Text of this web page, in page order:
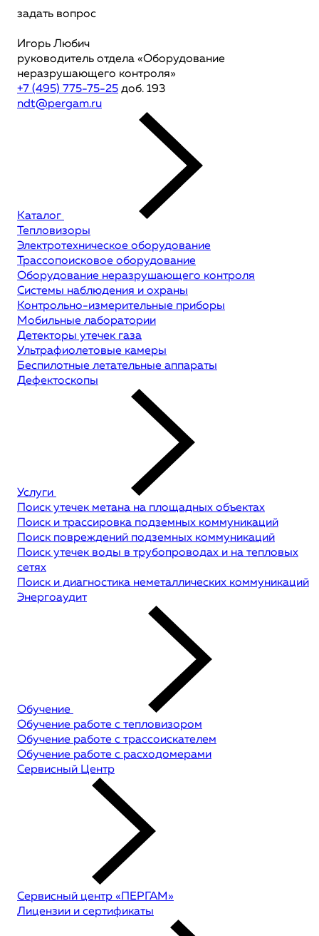
задать вопрос
Игорь Любич
руководитель отдела «Оборудование
неразрушающего контроля»
+7 (495) 775-75-25 доб. 193
ndt@pergam.ru
Каталог
Тепловизоры
Электротехническое оборудование
Трассопоисковое оборудование
Оборудование неразрушающего контроля
Системы наблюдения и охраны
Контрольно-измерительные приборы
Мобильные лаборатории
Детекторы утечек газа
Ультрафиолетовые камеры
Беспилотные летательные аппараты
Дефектоскопы
Услуги
Поиск утечек метана на площадных объектах
Поиск и трассировка подземных коммуникаций
Поиск повреждений подземных коммуникаций
Поиск утечек воды в трубопроводах и на тепловых
сетях
Поиск и диагностика неметаллических коммуникаций
Энергоаудит
Обучение
Обучение работе с тепловизором
Обучение работе с трассоискателем
Обучение работе с расходомерами
Сервисный Центр
Сервисный центр «ПЕРГАМ»
Лицензии и сертификаты